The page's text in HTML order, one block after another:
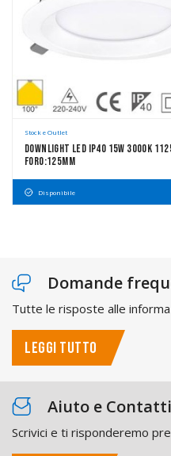
Stock e Outlet
Downlight LED IP40 15W 3000K
FORO:125mm
Disponibile
Domande
Tutte le risposte alle
LEGGI TUTTO
Aiuto e Contatti
Scrivici e ti risponderemo